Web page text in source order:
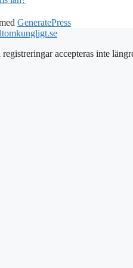
GeneratePress
accepteras inte